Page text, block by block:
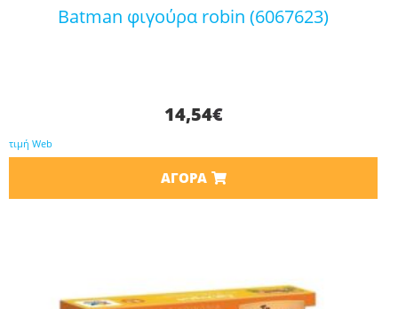
batman φιγούρα robin (6067623)
14,54€
τιμή Web
ΑΓΟΡΆ